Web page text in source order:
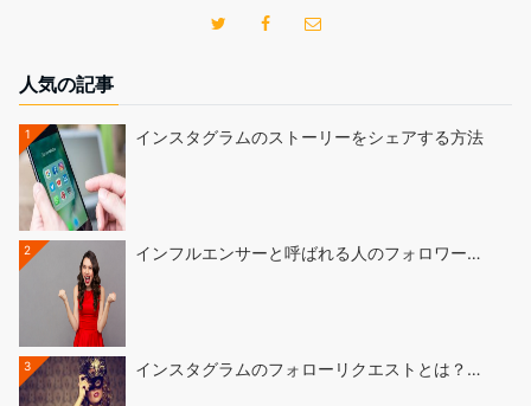
人気の記事
1 インスタグラムのストーリーをシェアする方法
2 インフルエンサーと呼ばれる人のフォロワー…
3 インスタグラムのフォローリクエストとは？…